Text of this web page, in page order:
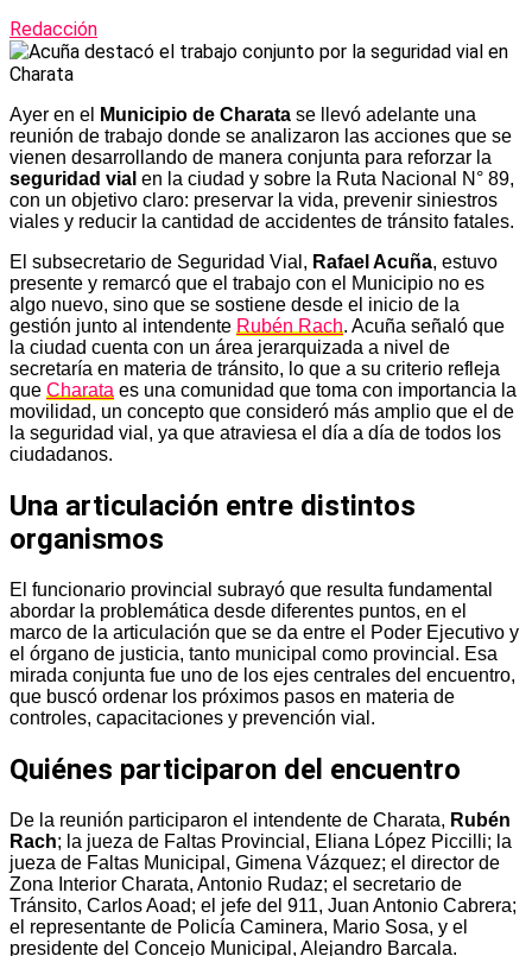
Redacción
Ayer en el Municipio de Charata se llevó adelante una
reunión de trabajo donde se analizaron las acciones que se
vienen desarrollando de manera conjunta para reforzar la
seguridad vial en la ciudad y sobre la Ruta Nacional N° 89,
con un objetivo claro: preservar la vida, prevenir siniestros
viales y reducir la cantidad de accidentes de tránsito fatales.
El subsecretario de Seguridad Vial, Rafael Acuña, estuvo
presente y remarcó que el trabajo con el Municipio no es
algo nuevo, sino que se sostiene desde el inicio de la
gestión junto al intendente Rubén Rach. Acuña señaló que
la ciudad cuenta con un área jerarquizada a nivel de
secretaría en materia de tránsito, lo que a su criterio refleja
que Charata es una comunidad que toma con importancia la
movilidad, un concepto que consideró más amplio que el de
la seguridad vial, ya que atraviesa el día a día de todos los
ciudadanos.
Una articulación entre distintos
organismos
El funcionario provincial subrayó que resulta fundamental
abordar la problemática desde diferentes puntos, en el
marco de la articulación que se da entre el Poder Ejecutivo y
el órgano de justicia, tanto municipal como provincial. Esa
mirada conjunta fue uno de los ejes centrales del encuentro,
que buscó ordenar los próximos pasos en materia de
controles, capacitaciones y prevención vial.
Quiénes participaron del encuentro
De la reunión participaron el intendente de Charata, Rubén
Rach; la jueza de Faltas Provincial, Eliana López Piccilli; la
jueza de Faltas Municipal, Gimena Vázquez; el director de
Zona Interior Charata, Antonio Rudaz; el secretario de
Tránsito, Carlos Aoad; el jefe del 911, Juan Antonio Cabrera;
el representante de Policía Caminera, Mario Sosa, y el
presidente del Concejo Municipal, Alejandro Barcala.